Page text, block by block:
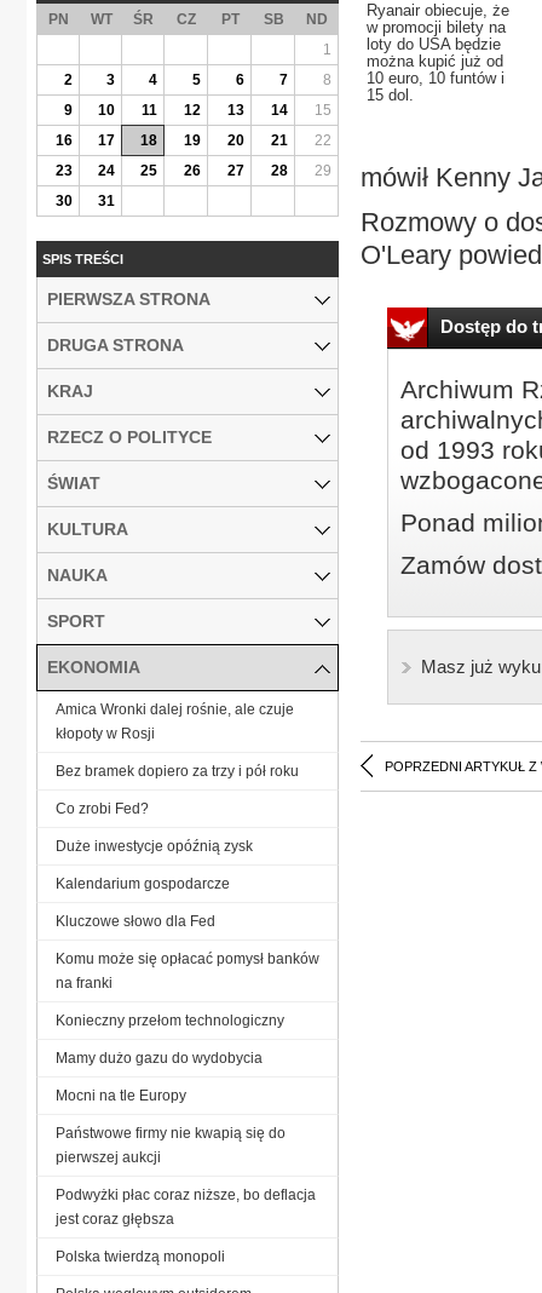
Ryanair obiecuje, że
w promocji bilety na
loty do USA będzie
można kupić już od
10 euro, 10 funtów i
15 dol.
mówił Kenny
Rozmowy o
O'Leary
Dostęp do
Archiwum
od 1993
Ponad
Zamów
Masz już
POPRZEDNI ARTYKUŁ Z
PN WT ŚR CZ PT SB
ND
1
2
3 4 5 6 7
8
9
10 11 12 13 14
15
16
17 18 19 20 21
22
23
24 25 26 27 28
29
30
31
SPIS TREŚCI
PIERWSZA STRONA
DRUGA STRONA
KRAJ
RZECZ O POLITYCE
ŚWIAT
KULTURA
NAUKA
SPORT
EKONOMIA
Amica Wronki dalej rośnie, ale czuje
kłopoty w Rosji
Bez bramek dopiero za trzy i pół roku
Co zrobi Fed?
Duże inwestycje opóźnią zysk
Kalendarium gospodarcze
Kluczowe słowo dla Fed
Komu może się opłacać pomysł banków
na franki
Konieczny przełom technologiczny
Mamy dużo gazu do wydobycia
Mocni na tle Europy
Państwowe firmy nie kwapią się do
pierwszej aukcji
Podwyżki płac coraz niższe, bo deflacja
jest coraz głębsza
Polska twierdzą monopoli